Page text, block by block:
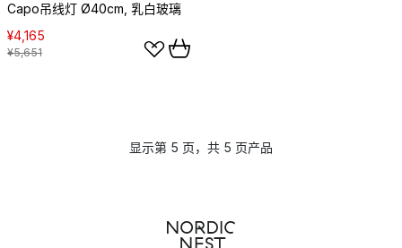
Capo吊线灯 Ø40cm, 乳白玻璃
¥4,165
¥5,651
显示第 5 页，共 5 页产品